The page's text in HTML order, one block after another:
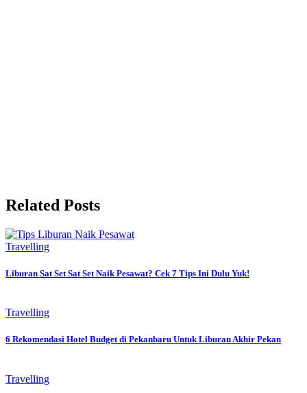
Related Posts
Travelling
Liburan Sat Set Sat Set Naik Pesawat? Cek 7 Tips Ini Dulu Yuk!
Travelling
6 Rekomendasi Hotel Budget di Pekanbaru Untuk Liburan Akhir Pekan
Travelling